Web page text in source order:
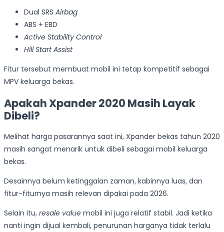
Dual SRS Airbag
ABS + EBD
Active Stability Control
Hill Start Assist
Fitur tersebut membuat mobil ini tetap kompetitif sebagai
MPV keluarga bekas.
Apakah Xpander 2020 Masih Layak
Dibeli?
Melihat harga pasarannya saat ini, Xpander bekas tahun 2020
masih sangat menarik untuk dibeli sebagai mobil keluarga
bekas.
Desainnya belum ketinggalan zaman, kabinnya luas, dan
fitur-fiturnya masih relevan dipakai pada 2026.
Selain itu, resale value mobil ini juga relatif stabil. Jadi ketika
nanti ingin dijual kembali, penurunan harganya tidak terlalu